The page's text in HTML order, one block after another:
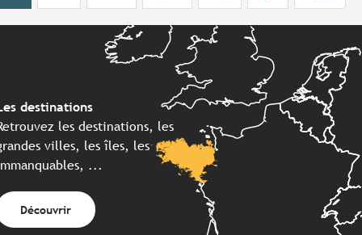
destinations
les destinations, les
villes, les îles, les
...
Découvrir